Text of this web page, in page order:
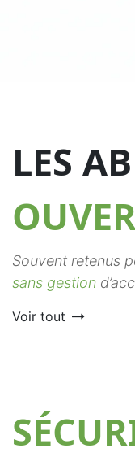
LES
Souvent retenus
sans gestion
Voir tout